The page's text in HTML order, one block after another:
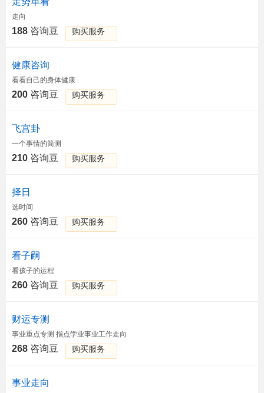
走向
188 咨询豆 购买服务
健康咨询
看看自己的身体健康
200 咨询豆 购买服务
飞宫卦
一个事情的简测
210 咨询豆 购买服务
择日
选时间
260 咨询豆 购买服务
看子嗣
看孩子的运程
260 咨询豆 购买服务
财运专测
事业重点专测 指点学业事业工作走向
268 咨询豆 购买服务
事业走向